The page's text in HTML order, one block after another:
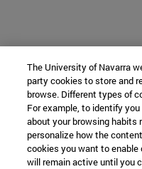
The University of Navarra
party cookies to store and
browse. Different types of
For example, to identify
about your browsing habits
personalize how the
cookies you want to
will remain active until you